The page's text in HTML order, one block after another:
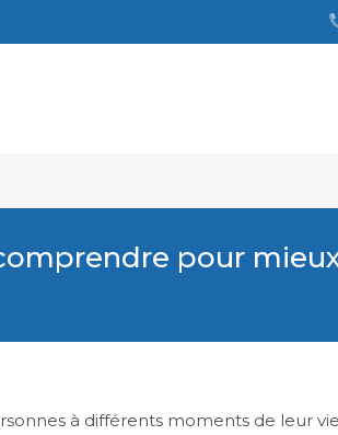
pour
à différents moments de leur